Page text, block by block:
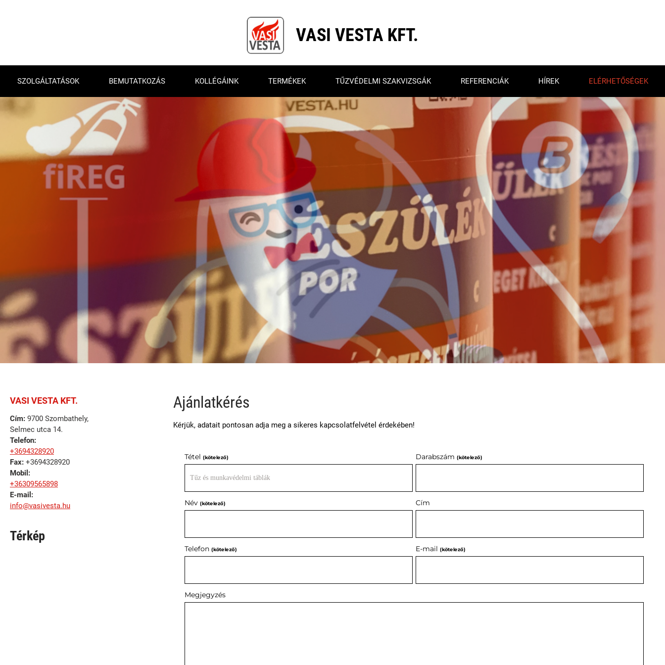
VASI VESTA KFT.
SZOLGÁLTATÁSOK BEMUTATKOZÁS KOLLÉGÁINK TERMÉKEK TŰZVÉDELMI SZAKVIZSGÁK REFERENCIÁK HÍREK ELÉRHETŐSÉGEK
VASI VESTA KFT.
Cím: 9700 Szombathely,
Selmec utca 14.
Telefon:
+3694328920
Fax: +3694328920
Mobil:
+36309565898
E-mail:
info@vasivesta.hu
Térkép
Ajánlatkérés
Kérjük, adatait pontosan adja meg a sikeres kapcsolatfelvétel érdekében!
Tétel (kötelező) Darabszám (kötelező)
Név (kötelező) Cím
Telefon (kötelező) E-mail (kötelező)
Megjegyzés